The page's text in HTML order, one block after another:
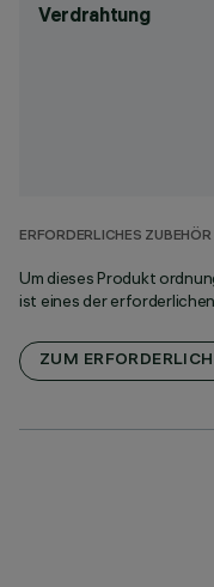
Verdrahtung
ERFORDERLICHES ZUBEHÖR
Um dieses Produkt
ist eines der
ZUM